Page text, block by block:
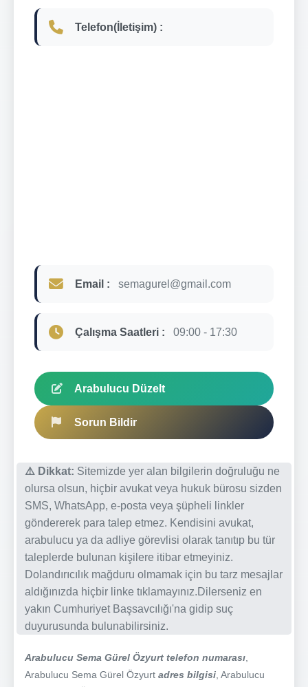
Telefon(İletişim) :
Email : semagurel@gmail.com
Çalışma Saatleri : 09:00 - 17:30
Arabulucu Düzelt
Sorun Bildir
⚠️ Dikkat: Sitemizde yer alan bilgilerin doğruluğu ne
olursa olsun, hiçbir avukat veya hukuk bürosu sizden
SMS, WhatsApp, e-posta veya şüpheli linkler
göndererek para talep etmez. Kendisini avukat,
arabulucu ya da adliye görevlisi olarak tanıtıp bu tür
taleplerde bulunan kişilere itibar etmeyiniz.
Dolandırıcılık mağduru olmamak için bu tarz mesajlar
aldığınızda hiçbir linke tıklamayınız.Dilerseniz en
yakın Cumhuriyet Başsavcılığı'na gidip suç
duyurusunda bulunabilirsiniz.
Arabulucu Sema Gürel Özyurt telefon numarası
Arabulucu Sema Gürel Özyurt adres bilgisi , Arabulucu